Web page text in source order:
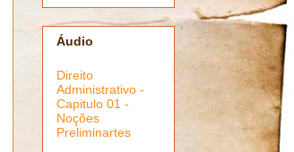
Áudio
Direito
Administrativo -
Capitulo 01 -
Noções
Preliminartes